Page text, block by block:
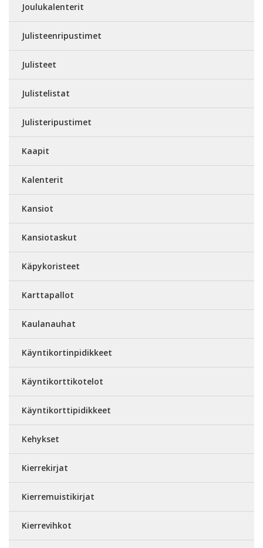
Joulukalenterit
Julisteenripustimet
Julisteet
Julistelistat
Julisteripustimet
Kaapit
Kalenterit
Kansiot
Kansiotaskut
Käpykoristeet
Karttapallot
Kaulanauhat
Käyntikortinpidikkeet
Käyntikorttikotelot
Käyntikorttipidikkeet
Kehykset
Kierrekirjat
Kierremuistikirjat
Kierrevihkot